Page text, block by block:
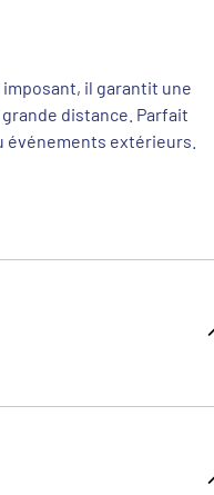
imposant, il garantit une
distance. Parfait
événements extérieurs.